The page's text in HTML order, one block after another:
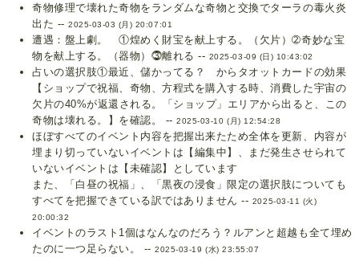
奇物修理で壊れた奇物をランダムな奇物と交換でターラの毒火炎
出た --2025-03-03 (月) 20:07:01
遭遇：盤上劇。 ①煌めく財宝を献上する。（欠片）➁奇妙な宝
物を献上する。（器物）⓷離れる -- 2025-03-09 (日) 10:43:02
占いの選択肢①最近、儲かってる？ からタオットカードの効果
【ショップで祝福、奇物、方程式を購入する時、消費した宇宙の
欠片の40%が返還される。「ショップ」エリアから出ると、この
奇物は壊れる。】を確認。 --2025-03-10 (月) 12:54:28
ほぼすべてのイベント内容を把握出来たため全体を更新、内容が
埋まり切っていないイベントは【編集中】、まだ発生させられて
いないイベントは【未確認】としています
また、「白昼の祝福」、「黒夜の浸食」限定の選択肢についても
すべてを把握できている訳ではありません -- 2025-03-11 (火)
20:00:32
イベントのラスト1個はなんなのだろう？ルアンと超越も全て埋め
たのに一つ足らない。 --2025-03-19 (水) 23:55:07